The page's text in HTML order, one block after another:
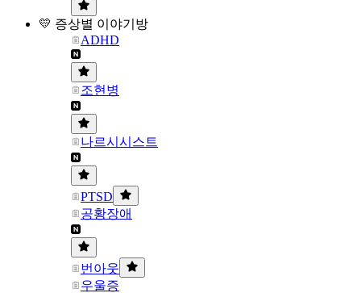
💛 증상별 이야기방
ADHD
조현병
나르시시스트
PTSD
공황장애
번아웃
우울증